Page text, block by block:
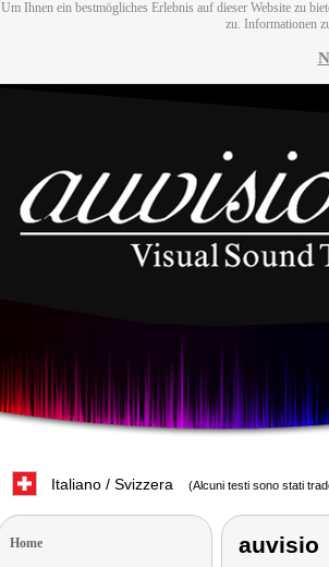
Um Ihnen ein bestmögliches Erlebnis auf dieser Website zu
zu. Informationen
Italiano / Svizzera (Alcuni testi sono stati
Home auvisio